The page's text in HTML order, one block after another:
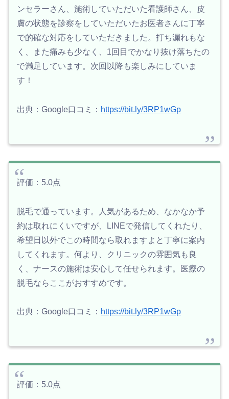
ンセラーさん、施術していただいた看護師さん、皮
膚の状態を診察をしていただいたお医者さんに丁寧
で的確な対応をしていただきました。打ち漏れもな
く、また痛みも少なく、1回目でかなり抜け落ちたの
で満足しています。次回以降も楽しみにしていま
す！
出典：Google口コミ： https://bit.ly/3RP1wGp
評価：5.0点
脱毛で通っています。人気があるため、なかなか予
約は取れにくいですが、LINEで発信してくれたり、
希望日以外でこの時間なら取れますよと丁寧に案内
してくれます。何より、クリニックの雰囲気も良
く、ナースの施術は安心して任せられます。医療の
脱毛ならここがおすすめです。
出典：Google口コミ： https://bit.ly/3RP1wGp
評価：5.0点